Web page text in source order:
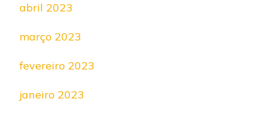
abril 2023
março 2023
fevereiro 2023
janeiro 2023